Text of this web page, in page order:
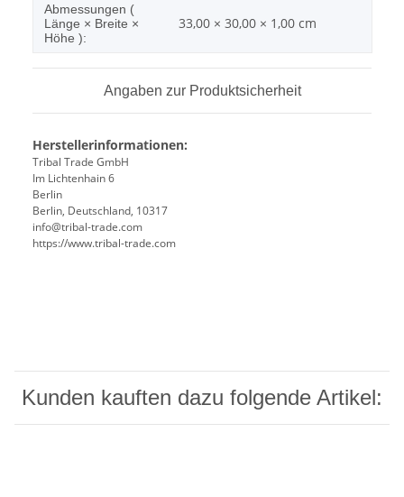
Abmessungen (
Länge × Breite ×
Höhe ):
33,00 × 30,00 × 1,00 cm
Angaben zur Produktsicherheit
Herstellerinformationen:
Tribal Trade GmbH
Im Lichtenhain 6
Berlin
Berlin, Deutschland, 10317
info@tribal-trade.com
https://www.tribal-trade.com
Kunden kauften dazu folgende Artikel: